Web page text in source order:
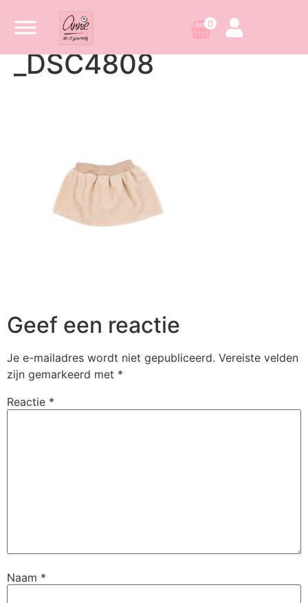
0
_DSC4808
Geef een reactie
Je e-mailadres wordt niet gepubliceerd. Vereiste velden
zijn gemarkeerd met *
Reactie *
Naam *